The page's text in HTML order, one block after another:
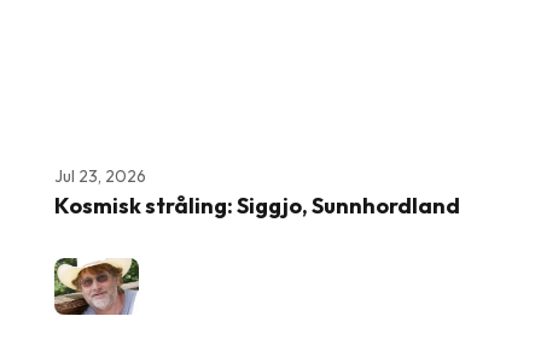
Jul 23, 2026
Kosmisk stråling: Siggjo, Sunnhordland